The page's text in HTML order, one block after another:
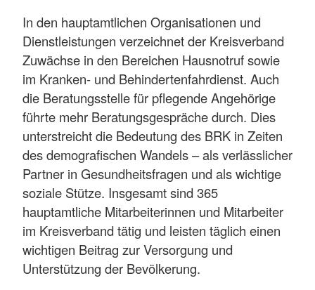
In den hauptamtlichen Organisationen und
Dienstleistungen verzeichnet der Kreisverband
Zuwächse in den Bereichen Hausnotruf sowie
im Kranken- und Behindertenfahrdienst. Auch
die Beratungsstelle für pflegende Angehörige
führte mehr Beratungsgespräche durch. Dies
unterstreicht die Bedeutung des BRK in Zeiten
des demografischen Wandels – als verlässlicher
Partner in Gesundheitsfragen und als wichtige
soziale Stütze. Insgesamt sind 365
hauptamtliche Mitarbeiterinnen und Mitarbeiter
im Kreisverband tätig und leisten täglich einen
wichtigen Beitrag zur Versorgung und
Unterstützung der Bevölkerung.